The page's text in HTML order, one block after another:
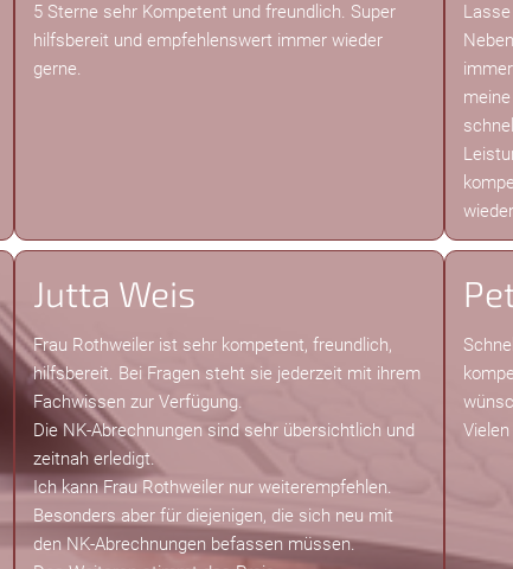
5 Sterne sehr Kompetent und freundlich. Super
hilfsbereit und empfehlenswert immer wieder
gerne.
Jutta Weis
Frau Rothweiler ist sehr kompetent, freundlich,
hilfsbereit. Bei Fragen steht sie jederzeit mit ihrem
Fachwissen zur Verfügung.
Die NK-Abrechnungen sind sehr übersichtlich und
zeitnah erledigt.
Ich kann Frau Rothweiler nur weiterempfehlen.
Besonders aber für diejenigen, die sich neu mit
den NK-Abrechnungen befassen müssen.
Vielen